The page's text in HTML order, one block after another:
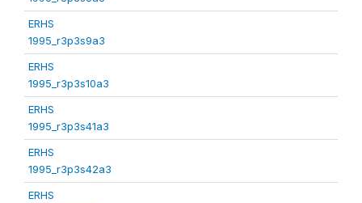
ERHS
1995_r3p3s9a3
ERHS
1995_r3p3s10a3
ERHS
1995_r3p3s41a3
ERHS
1995_r3p3s42a3
ERHS